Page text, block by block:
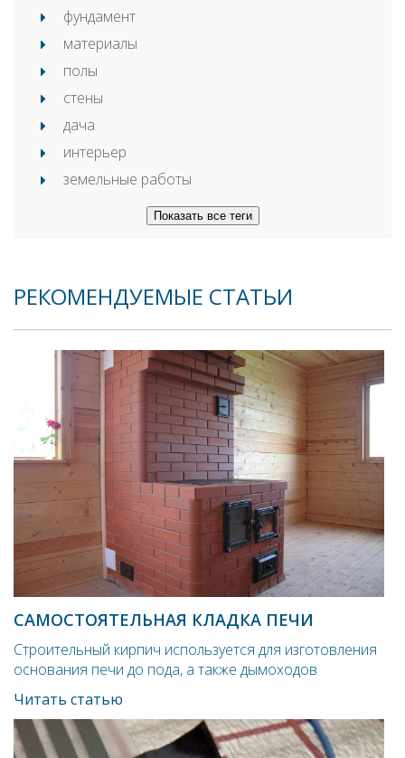
фундамент
материалы
полы
стены
дача
интерьер
земельные работы
Показать все теги
РЕКОМЕНДУЕМЫЕ СТАТЬИ
САМОСТОЯТЕЛЬНАЯ КЛАДКА ПЕЧИ
Строительный кирпич используется для изготовления
основания печи до пода, а также дымоходов
Читать статью